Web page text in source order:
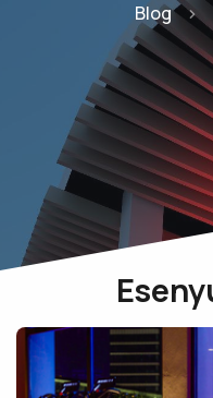
Blog